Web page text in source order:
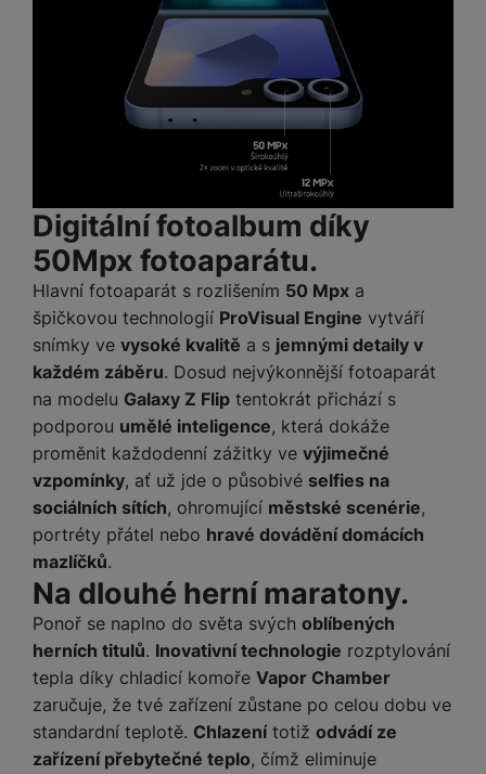
Digitální fotoalbum díky
50Mpx fotoaparátu.
Hlavní fotoaparát s rozlišením 50 Mpx a
špičkovou technologií ProVisual Engine vytváří
snímky ve vysoké kvalitě a s jemnými detaily v
každém záběru. Dosud nejvýkonnější fotoaparát
na modelu Galaxy Z Flip tentokrát přichází s
podporou umělé inteligence, která dokáže
proměnit každodenní zážitky ve výjimečné
vzpomínky, ať už jde o působivé selfies na
sociálních sítích, ohromující městské scenérie,
portréty přátel nebo hravé dovádění domácích
mazlíčků.
Na dlouhé herní maratony.
Ponoř se naplno do světa svých oblíbených
herních titulů. Inovativní technologie rozptylování
tepla díky chladicí komoře Vapor Chamber
zaručuje, že tvé zařízení zůstane po celou dobu ve
standardní teplotě. Chlazenítotiž odvádí ze
zařízení přebytečné teplo, čímž eliminuje